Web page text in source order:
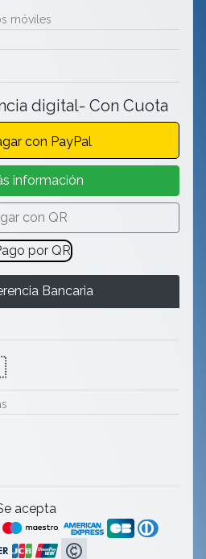
móviles
digital- Con Cuota
con PayPal
información
con QR
Bancaria
acepta